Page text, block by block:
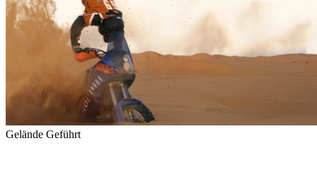
Gelände Geführt